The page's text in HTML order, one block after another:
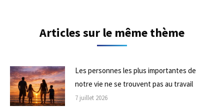
Articles sur le même thème
Les personnes les plus importantes de
notre vie ne se trouvent pas au travail
7 juillet 2026